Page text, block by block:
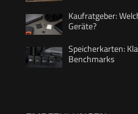
Kaufratgeber:
Geräte?
Speicherkarten:
Benchmarks